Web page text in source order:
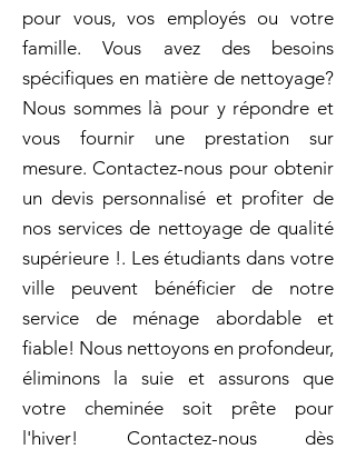
pour vous, vos employés ou votre
famille. Vous avez des besoins
spécifiques en matière de nettoyage?
Nous sommes là pour y répondre et
vous fournir une prestation sur
mesure. Contactez-nous pour obtenir
un devis personnalisé et profiter de
nos services de nettoyage de qualité
supérieure !. Les étudiants dans votre
ville peuvent bénéficier de notre
service de ménage abordable et
fiable! Nous nettoyons en profondeur,
éliminons la suie et assurons que
votre cheminée soit prête pour
l'hiver! Contactez-nous dès